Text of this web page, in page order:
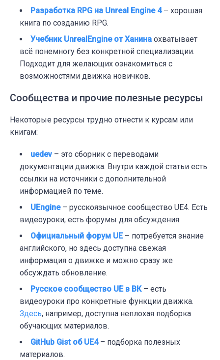
Разработка RPG на Unreal Engine 4– хорошая
книга по созданию RPG.
Учебник UnrealEngine от Ханина охватывает
всё понемногу без конкретной специализации.
Подходит для желающих ознакомиться с
возможностями движка новичков.
Сообщества и прочие полезные ресурсы
Некоторые ресурсы трудно отнести к курсам или
книгам:
uedev – это сборник с переводами
документации движка. Внутри каждой статьи есть
ссылки на источники с дополнительной
информацией по теме.
UEngine– русскоязычное сообщество UE4. Есть
видеоуроки, есть форумы для обсуждения.
Официальный форум UE– потребуется знание
английского, но здесь доступна свежая
информация о движке и можно сразу же
обсуждать обновление.
Русское сообщество UE в ВК– есть
видеоуроки про конкретные функции движка.
Здесь, например, доступна неплохая подборка
обучающих материалов.
GitHub Gist об UE4– подборка полезных
материалов.